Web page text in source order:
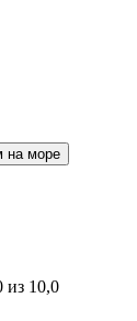
на море
из 10,0